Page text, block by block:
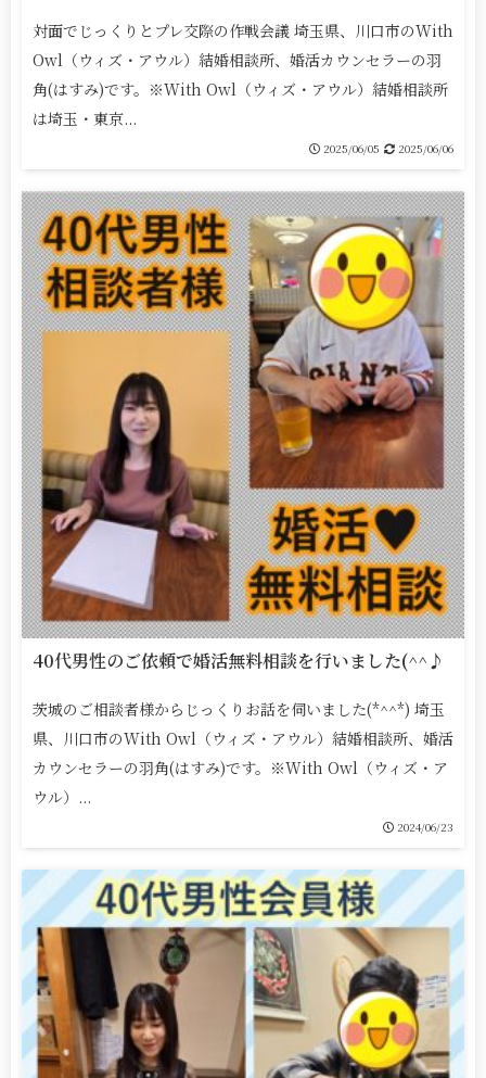
対面でじっくりとプレ交際の作戦会議 埼玉県、川口市のWith
Owl（ウィズ・アウル）結婚相談所、婚活カウンセラーの羽
角(はすみ)です。※With Owl（ウィズ・アウル）結婚相談所
は埼玉・東京...
2025/06/05 2025/06/06
40代男性のご依頼で婚活無料相談を行いました(^^♪
茨城のご相談者様からじっくりお話を伺いました(*^^*) 埼玉
県、川口市のWith Owl（ウィズ・アウル）結婚相談所、婚活
カウンセラーの羽角(はすみ)です。※With Owl（ウィズ・ア
ウル）...
2024/06/23